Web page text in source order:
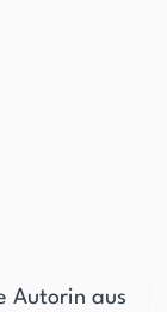
Autorin aus